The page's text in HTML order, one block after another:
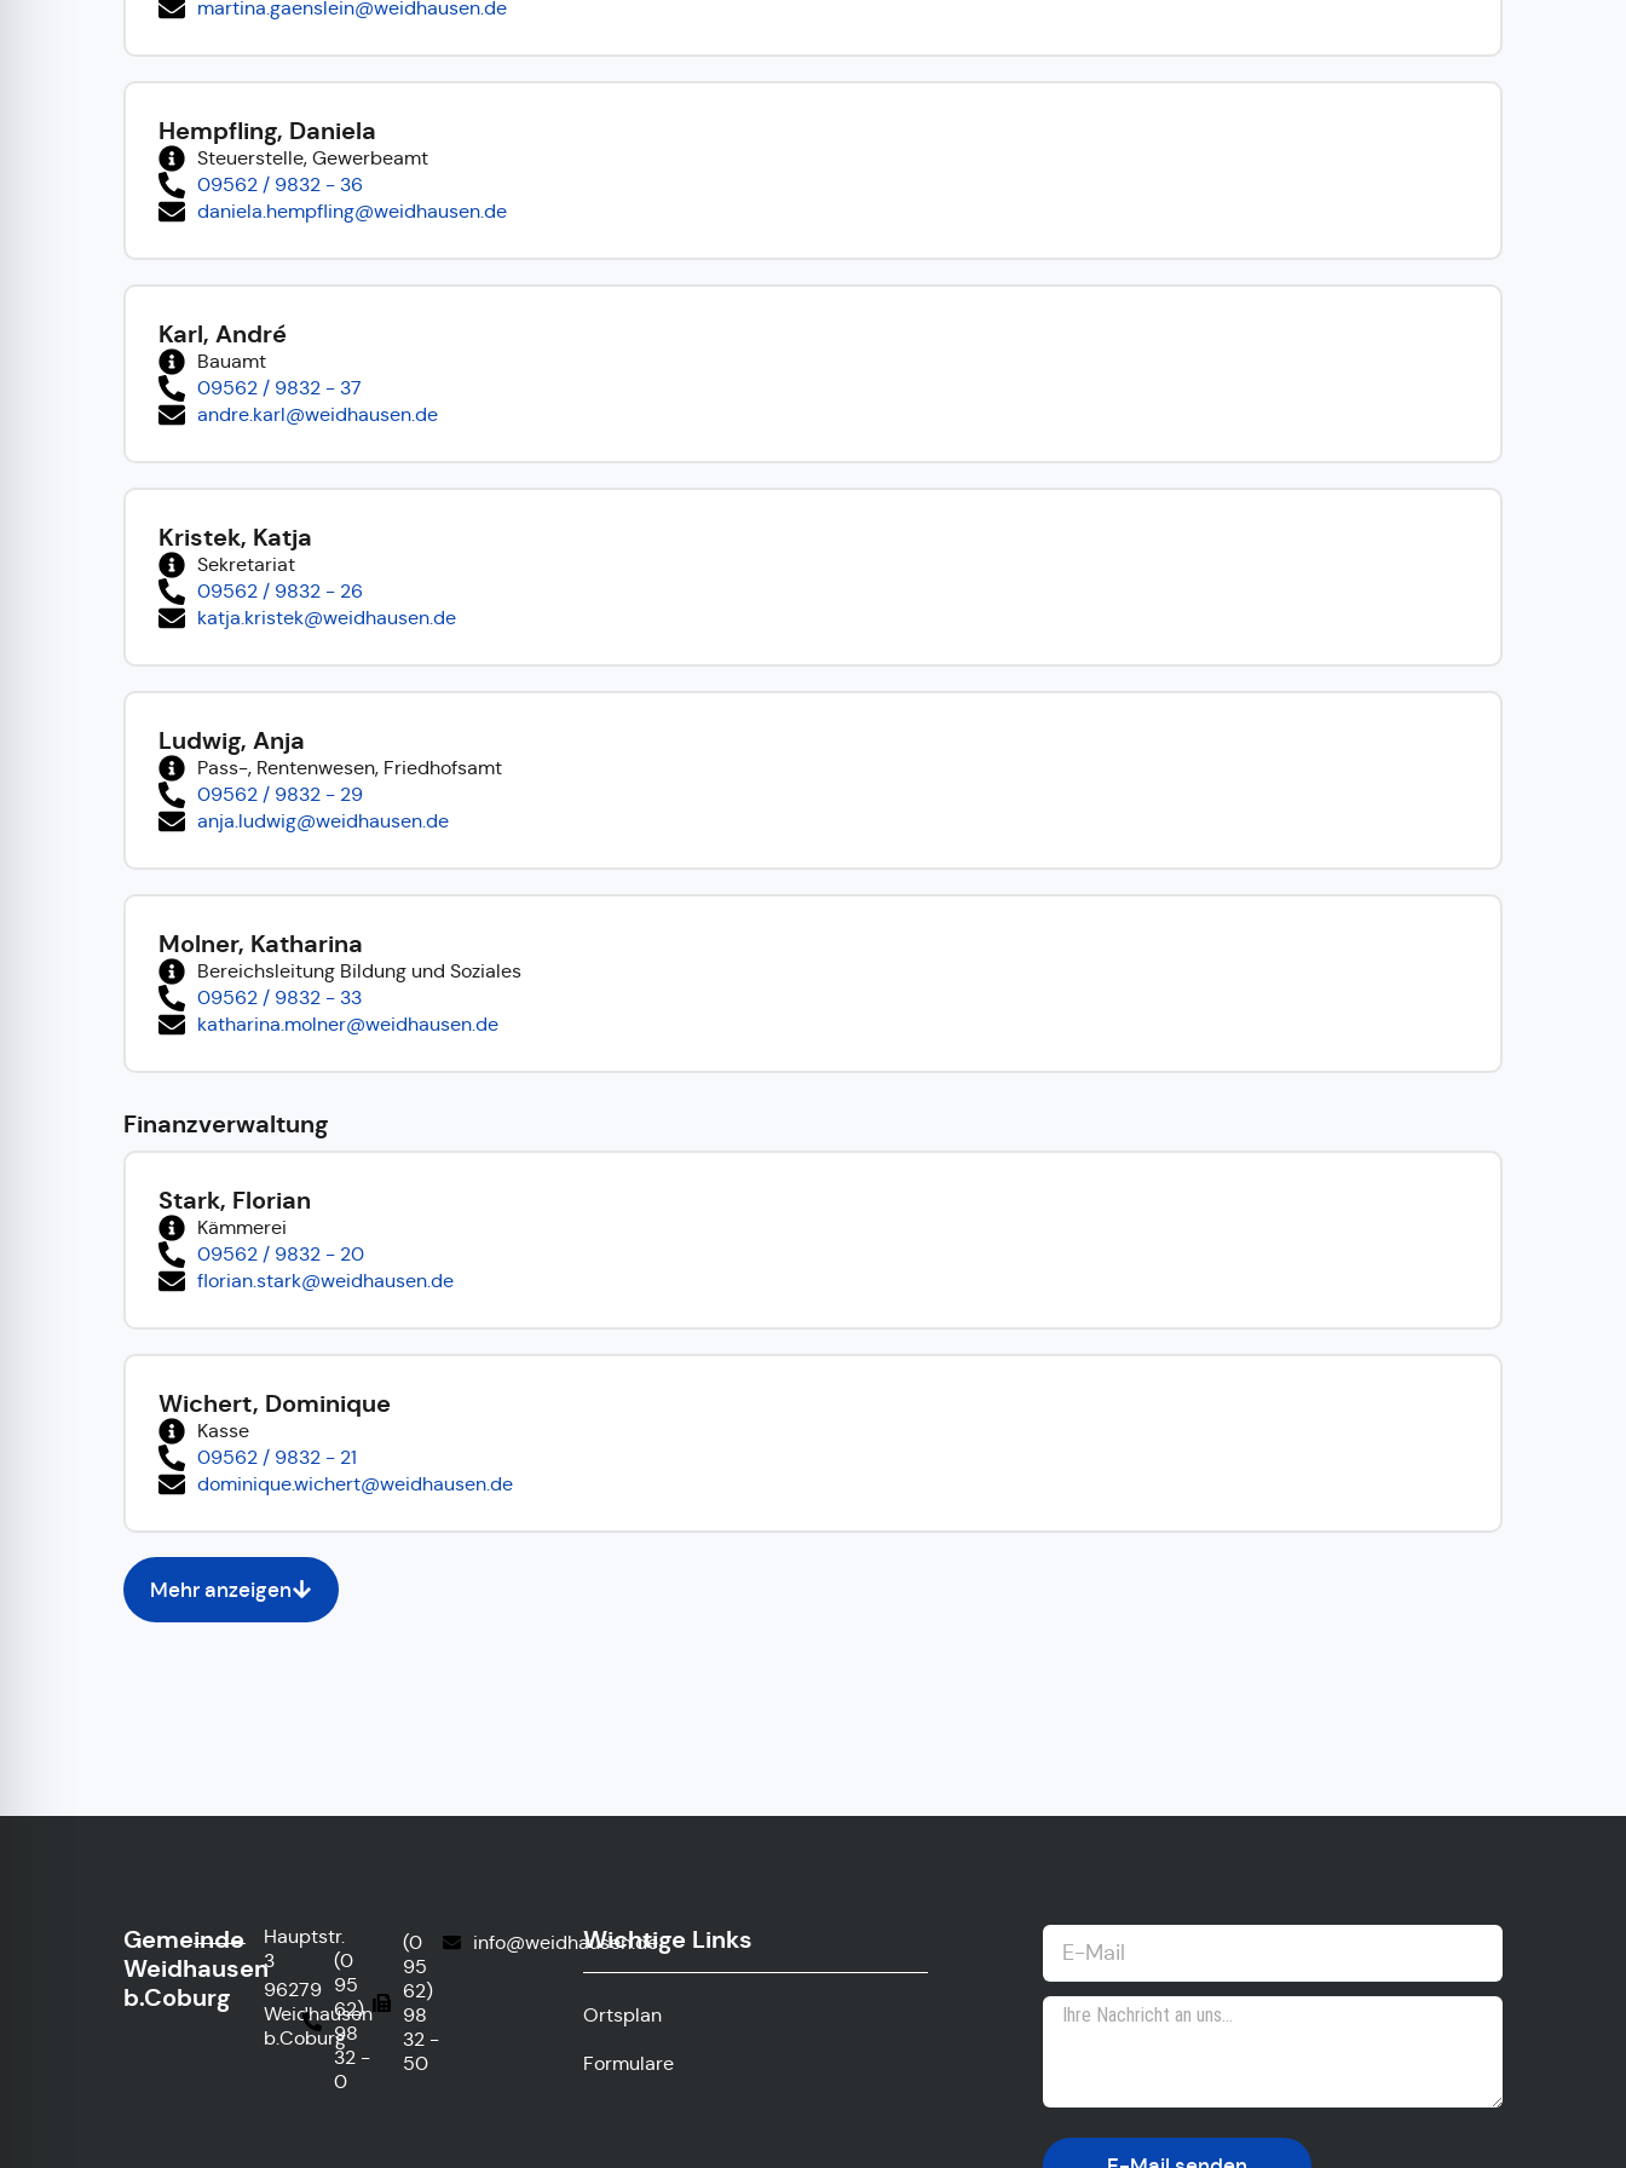
martina.gaenslein@weidhausen.de
Hempfling, Daniela
Steuerstelle, Gewerbeamt
09562 / 9832 - 36
daniela.hempfling@weidhausen.de
Karl, André
Bauamt
09562 / 9832 - 37
andre.karl@weidhausen.de
Kristek, Katja
Sekretariat
09562 / 9832 - 26
katja.kristek@weidhausen.de
Ludwig, Anja
Pass-, Rentenwesen, Friedhofsamt
09562 / 9832 - 29
anja.ludwig@weidhausen.de
Molner, Katharina
Bereichsleitung Bildung und Soziales
09562 / 9832 - 33
katharina.molner@weidhausen.de
Finanzverwaltung
Stark, Florian
Kämmerei
09562 / 9832 - 20
florian.stark@weidhausen.de
Wichert, Dominique
Kasse
09562 / 9832 - 21
dominique.wichert@weidhausen.de
Mehr anzeigen
Gemeinde
Weidhausen
b.Coburg
Hauptstr.
3
96279
Weidhausen
b.Coburg
(0
95
62)
98
32 -
0
(0
95
62)
98
32 -
50
info@weidhausen.deWichtige Links
Ortsplan
Formulare